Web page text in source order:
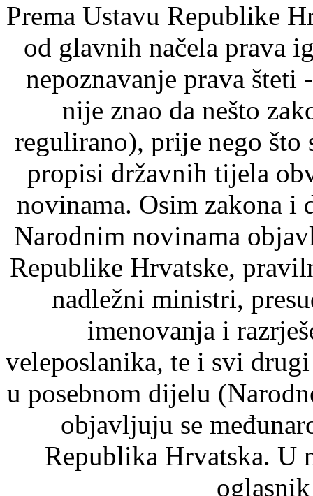
Prema Ustavu Republike
od glavnih načela prava
nepoznavanje prava šteti
nije znao da nešto
regulirano), prije nego što
propisi državnih tijela
novinama. Osim zakona i
Narodnim novinama
Republike Hrvatske,
nadležni ministri,
imenovanja i
veleposlanika, te i svi
u posebnom dijelu
objavljuju se
Republika Hrvatska. U